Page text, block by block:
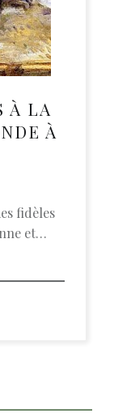
À LA
À
fidèles
et…